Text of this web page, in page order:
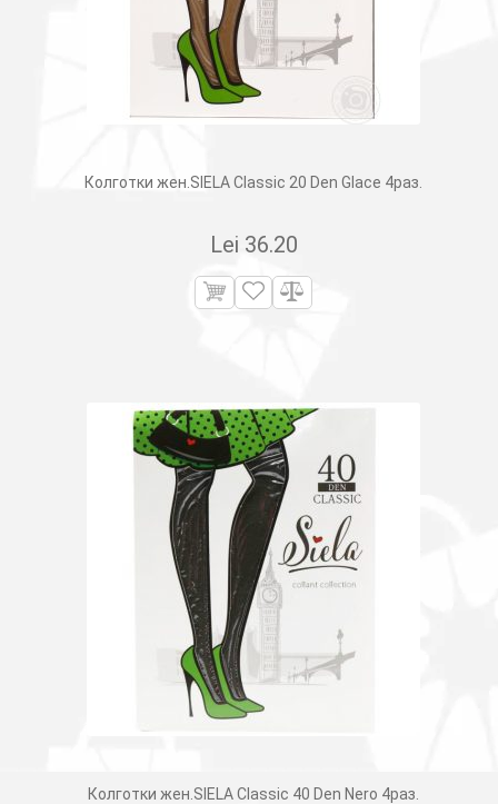
Колготки жен.SIELA Classic 20 Den Glace 4раз.
Lei 36.20
Колготки жен.SIELA Classic 40 Den Nero 4раз.